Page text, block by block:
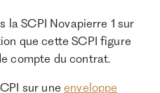
la SCPI Novapierre 1 sur
que cette SCPI figure
compte du contrat.
sur uneenveloppe